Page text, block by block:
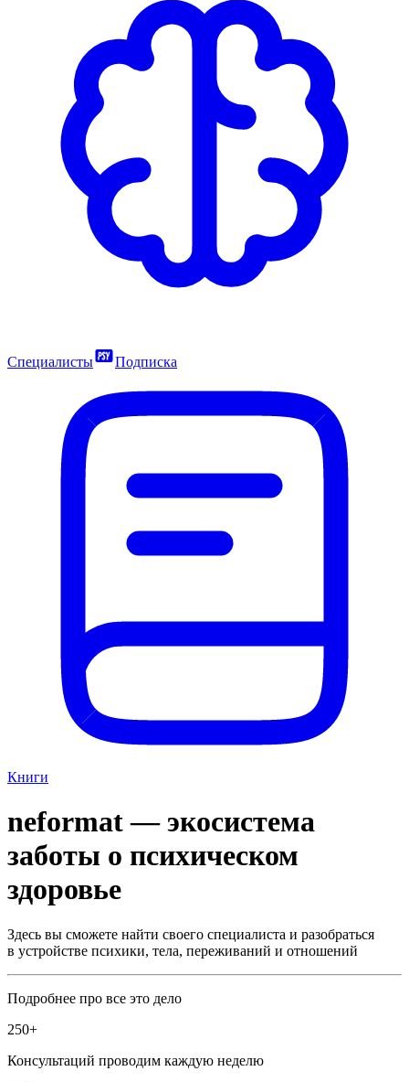
Специалисты Подписка
Книги
neformat — экосистема
заботы о психическом
здоровье
Здесь вы сможете найти своего специалиста и разобраться
в устройстве психики, тела, переживаний и отношений
Подробнее про все это дело
250+
Консультаций проводим каждую неделю